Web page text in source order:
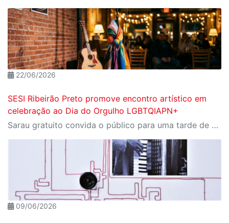
22/06/2026
SESI Ribeirão Preto promove encontro artístico em
celebração ao Dia do Orgulho LGBTQIAPN+
Sarau gratuito convida o público para uma tarde de arte, diversidade e livre expressão no dia 28 de junho
09/06/2026